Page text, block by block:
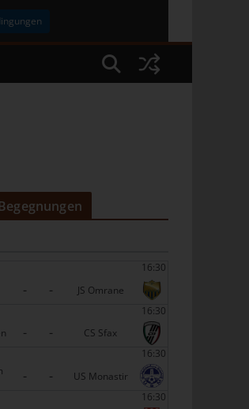
16:30
- -
JS Omrane
16:30
- -
CS Sfax
16:30
- -
US Monastir
16:30